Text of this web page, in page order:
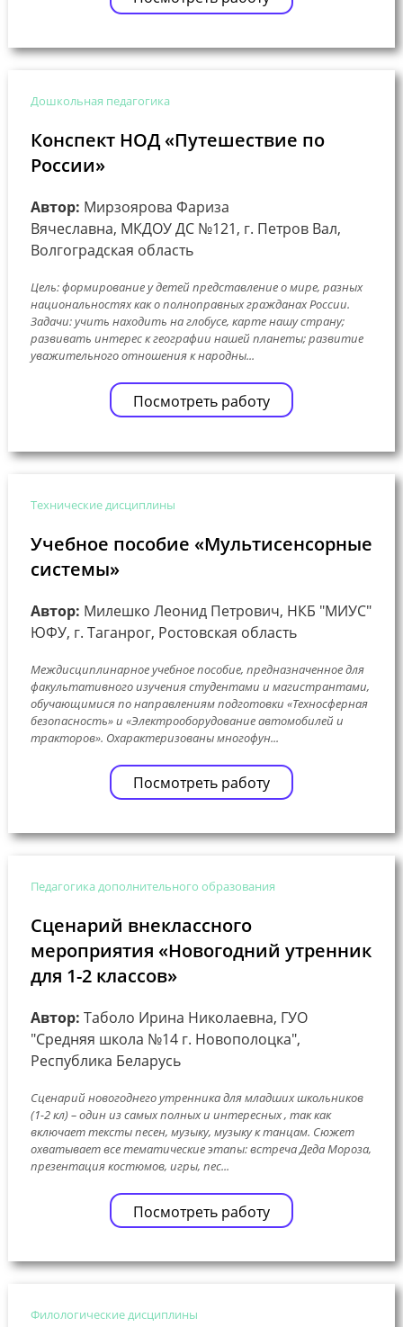
Дошкольная педагогика
Конспект НОД «Путешествие по
России»
Автор: Мирзоярова Фариза
Вячеславна, МКДОУ ДС №121, г. Петров Вал,
Волгоградская область
Цель: формирование у детей представление о мире, разных
национальностях как о полноправных гражданах России.
Задачи: учить находить на глобусе, карте нашу страну;
развивать интерес к географии нашей планеты; развитие
уважительного отношения к народны...
Посмотреть работу
Технические дисциплины
Учебное пособие «Мультисенсорные
системы»
Автор: Милешко Леонид Петрович, НКБ "МИУС"
ЮФУ, г. Таганрог, Ростовская область
Междисциплинарное учебное пособие, предназначенное для
факультативного изучения студентами и магистрантами,
обучающимися по направлениям подготовки «Техносферная
безопасность» и «Электрооборудование автомобилей и
тракторов». Охарактеризованы многофун...
Посмотреть работу
Педагогика дополнительного образования
Сценарий внеклассного
мероприятия «Новогодний утренник
для 1-2 классов»
Автор: Таболо Ирина Николаевна, ГУО
"Средняя школа №14 г. Новополоцка",
Республика Беларусь
Сценарий новогоднего утренника для младших школьников
(1-2 кл) – один из самых полных и интересных , так как
включает тексты песен, музыку, музыку к танцам. Сюжет
охватывает все тематические этапы: встреча Деда Мороза,
презентация костюмов, игры, пес...
Посмотреть работу
Филологические дисциплины